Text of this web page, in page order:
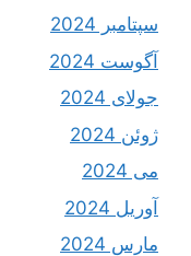
سپتامبر 2024
آگوست 2024
جولای 2024
ژوئن 2024
می 2024
آوریل 2024
مارس 2024